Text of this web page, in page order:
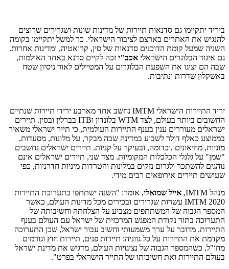
ביריד יתקיימו גם סדנאות תיירות של מדינות שונות ושגרירים שרוצים
להנגיש את האתרים בארצם לציבור הישראלי. כך למשל יתקיימו בקומה
השניה שמעל קומת הדוכנים סדנאות של סין, קרואטיה, ומדינות אחרות.
גם איגוד הבלוגרים הישראלי אכב"י זכה לקיים סדנא באחד האולמות,
שבה הם יציגו את השפעת הבלוגרים על המטיילים לאור ניסיון שטח
באשקלון שדרות ונתיבות.
יריד התיירות הישראלי IMTM נחשב אחד מארבע ירידי תיירות שנתיים
החשובים ביותר בעולם, לצד WTM בלונדון וITB בברלין ובסין. תיירים
ישראלים מעוררים ענין בענף התיירות העולמית, כי תייר ישראלי משאיר
בממוצע כאלף דולר לשבוע במדינה שבה מבקר, על מלונות, מסעדות,
מוניות, מוזיאונים ,וכדומה, ובעיקר על קניות. תיירים ישראלים נחשבים
"שמן" על גלגלי הכלכלות המקומיות. מצד שני, תיירים ישראלים אינם
נוהגים להשתכר ולגרום נזקים במלונות והטרדות מיניות חדרניות, כפי
שעושים תיירים אירופאים רבים מידי.
מנהל IMTM,
אייל שמואלי, אומר: "השנה ישתתפו בתערוכת התיירות
IMTM 2020 עשרות שגרירים ובכירים מכל מדינות העולם, כאשר
המספר הגבוה של המשתתפים מצביע על הצלחתה וחשיבותה של
התערוכה בתור נקודת המפגש המרכזית של ישראל עם העולם בענף
התיירות. מדובר על ערך משמעותי וחשוב עבור ישראל, שכן התערוכה
מקדמת את התיירות על כל גווניה: תיירות פנים, תיירות חוץ וגורמים
מחו"ל, כשהמספר הגבוה של נציגויות העולם, מדגיש את מדינת ישראל
בעולם התיירות ואת חשיבותו של התייר הישראלי בפרט".